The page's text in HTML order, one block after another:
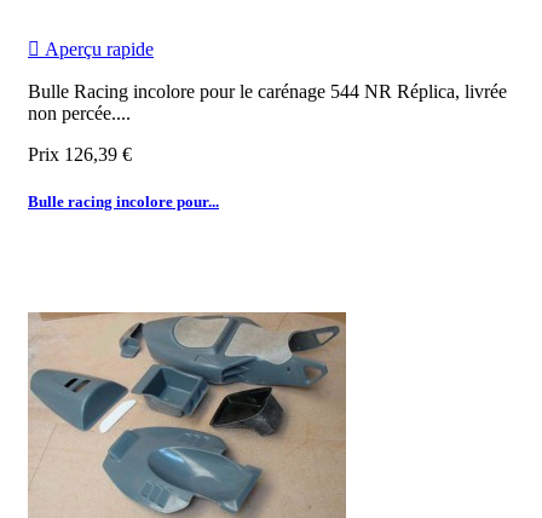
 Aperçu rapide
Bulle Racing incolore pour le carénage 544 NR Réplica, livrée
non percée....
Prix 126,39 €
Bulle racing incolore pour...